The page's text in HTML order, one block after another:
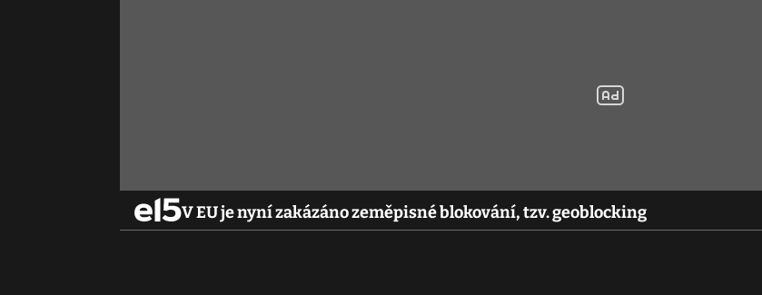
V EU je nyní zakázáno zeměpisné blokování, tzv. geoblocking